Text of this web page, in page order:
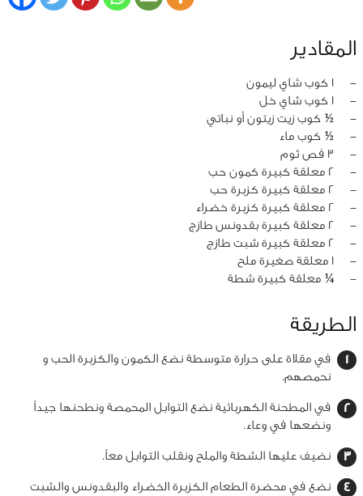
المقادير
‏-
1 كوب شاي ليمون
‏-
1 كوب شاي خل
‏-
½ كوب زيت زيتون أو نباتي
‏-
½ كوب ماء
‏-
3 فص ثوم
‏-
2 معلقة كبيرة كمون حب
‏-
2 معلقة كبيرة كزبرة حب
‏-
2 معلقة كبيرة كزبرة خضراء
‏-
2 معلقة كبيرة بقدونس طازج
‏-
2 معلقة كبيرة شبت طازج
‏-
1 معلقة صغيرة ملح
‏-
¼ معلقة كبيرة شطة
الطريقة
في مقلاة على حرارة متوسطة نضع الكمون والكزبرة الحب و
نحمصهم.
في المطحنة الكهربائية نضع التوابل المحمصة ونطحنها جيداً
ونضعها في وعاء.
نضيف عليها الشطة والملح ونقلب التوابل معاً.
نضع في محضرة الطعام الكزبرة الخضراء والبقدونس والشبت